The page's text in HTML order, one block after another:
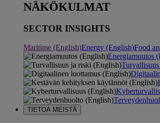
NÄKÖKULMAT
SECTOR INSIGHTS
Maritime (English)Energy (English)Food
Energiamuutos
TIETOA MEISTÄ